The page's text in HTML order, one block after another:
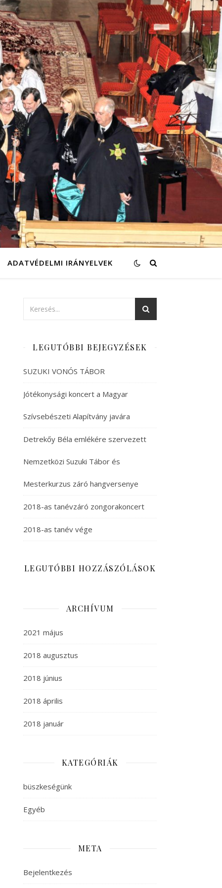
ADATVÉDELMI IRÁNYELVEK
LEGUTÓBBI BEJEGYZÉSEK
SUZUKI VONÓS TÁBOR
Jótékonysági koncert a Magyar
Szívsebészeti Alapítvány javára
Detrekőy Béla emlékére szervezett
Nemzetközi Suzuki Tábor és
Mesterkurzus záró hangversenye
2018-as tanévzáró zongorakoncert
2018-as tanév vége
LEGUTÓBBI HOZZÁSZÓLÁSOK
ARCHÍVUM
2021 május
2018 augusztus
2018 június
2018 április
2018 január
KATEGÓRIÁK
büszkeségünk
Egyéb
META
Bejelentkezés